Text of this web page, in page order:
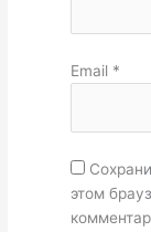
Email *
этом